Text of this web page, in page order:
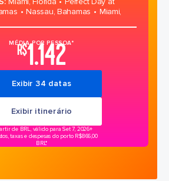
Nassau, Bahamas
Miami,
MÉDIA POR PESSOA*
R$1.142
Exibir 34 datas
Exibir itinerário
de BRL, válido para Set 7, 2026+
taxas e despesas do porto R$866,00
BRL*